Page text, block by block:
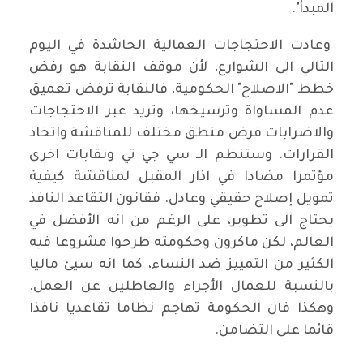
المبدأ".
وعادت الاحتجاجات العمالية الحاشدة في اليوم
التالي الى الشوارع، لأن موقف النقابة هو رفض
خطط "الاصلاح" الحكومية، فالنقابة ترفض تعميق
عدم المساواة وترسيخها، وتريد عبر الاحتجاجات
والاضرابات فرض منطق مختلف للمناقشة واتخاذ
القرارات. وستنظم الـ سي جي تي ونقابات اخرى
مؤتمرا مضادا في اذار المقبل لمناقشة كيفية
تمويل إصلاح حقيقي وعادل. فقانون التقاعد النافذ
يحتاج الى تطوير، على الرغم من انه الأفضل في
العالم، لكن ماكرون وحكومته طرحوا مشروعا فيه
الكثير من التمييز ضد النساء، كما انه سيئ ماليا
بالنسبة للعمال الأجراء والعاطلين عن العمل.
وهكذا فان الحكومة تهاجم نظاما تقاعديا نافذا
قائما على التضامن.